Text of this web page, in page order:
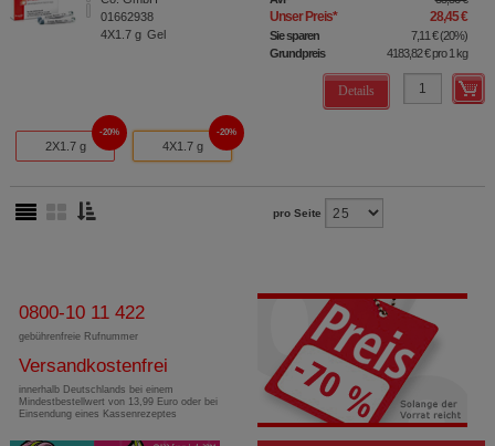
01662938
4X1.7 g Gel
Unser Preis* 28,45 €
Sie sparen 7,11 €(20%)
Grundpreis
4183,82 €pro 1 kg
Details
2X1.7 g
20%
4X1.7 g
20%
pro Seite
0800-10 11 422
gebührenfreie Rufnummer
Versandkostenfrei
innerhalb Deutschlands bei einem
Mindestbestellwert von 13,99 Euro oder bei
Einsendung eines Kassenrezeptes